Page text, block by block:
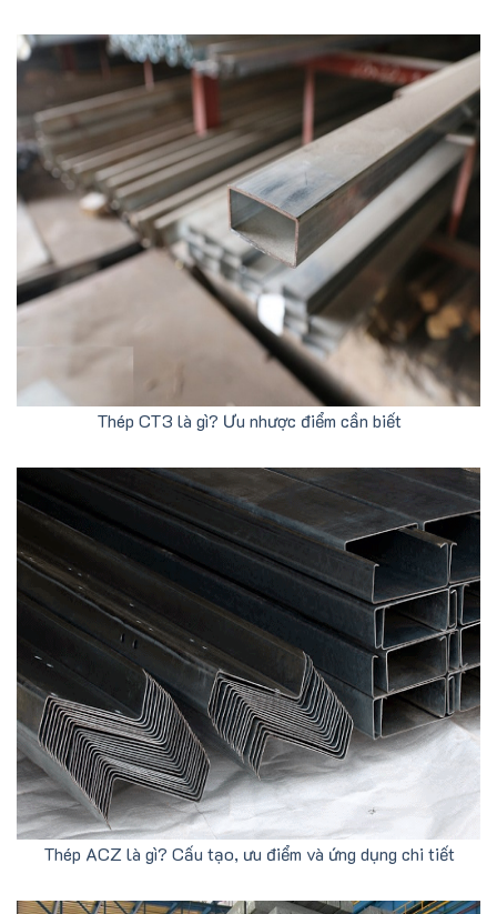
Thép CT3 là gì? Ưu nhược điểm cần biết
Thép ACZ là gì? Cấu tạo, ưu điểm và ứng dụng chi tiết